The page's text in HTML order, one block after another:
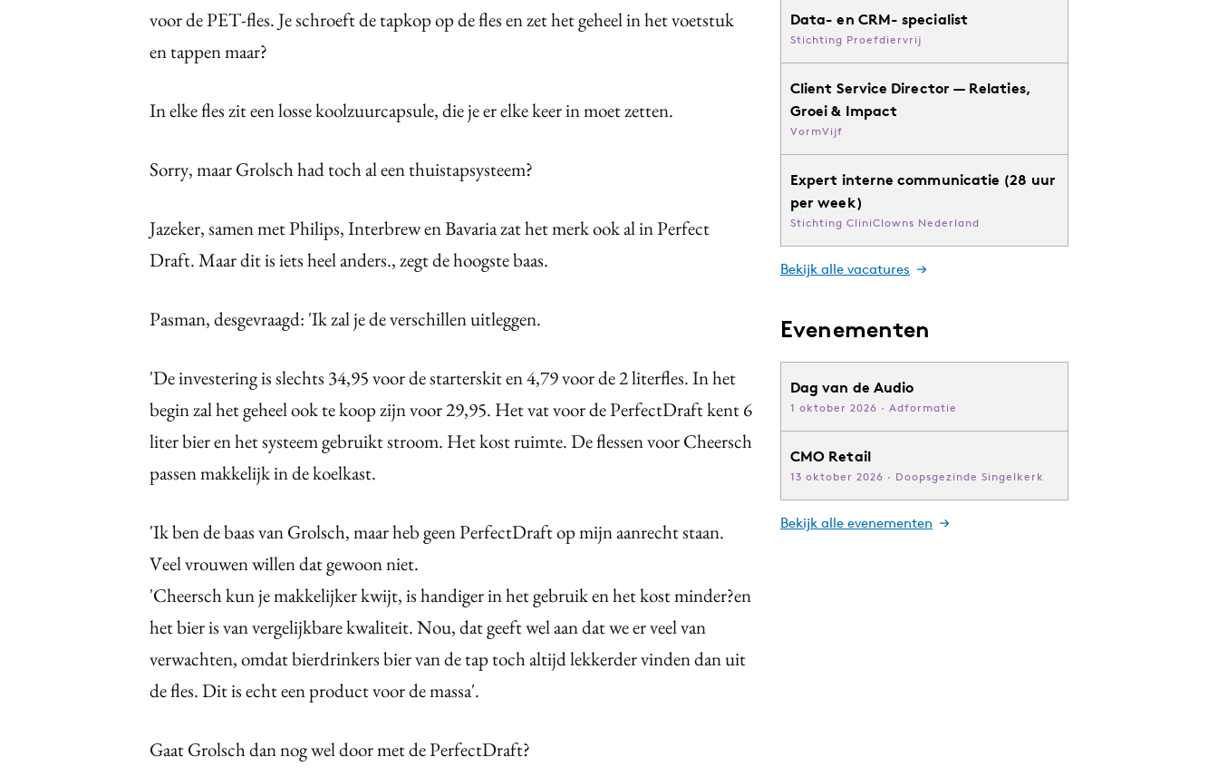
voor de PET-fles. Je schroeft de tapkop op de fles en zet het geheel in het voetstuk
en tappen maar?
In elke fles zit een losse koolzuurcapsule, die je er elke keer in moet zetten.
Sorry, maar Grolsch had toch al een thuistapsysteem?
Jazeker, samen met Philips, Interbrew en Bavaria zat het merk ook al in Perfect
Draft. Maar dit is iets heel anders., zegt de hoogste baas.
Pasman, desgevraagd: 'Ik zal je de verschillen uitleggen.
'De investering is slechts 34,95 voor de starterskit en 4,79 voor de 2 literfles. In het
begin zal het geheel ook te koop zijn voor 29,95. Het vat voor de PerfectDraft kent 6
liter bier en het systeem gebruikt stroom. Het kost ruimte. De flessen voor Cheersch
passen makkelijk in de koelkast.
'Ik ben de baas van Grolsch, maar heb geen PerfectDraft op mijn aanrecht staan.
Veel vrouwen willen dat gewoon niet.
'Cheersch kun je makkelijker kwijt, is handiger in het gebruik en het kost minder?en
het bier is van vergelijkbare kwaliteit. Nou, dat geeft wel aan dat we er veel van
verwachten, omdat bierdrinkers bier van de tap toch altijd lekkerder vinden dan uit
de fles. Dit is echt een product voor de massa'.
Gaat Grolsch dan nog wel door met de PerfectDraft?
Data- en CRM- specialist
Stichting Proefdiervrij
Client Service Director — Relaties,
Groei & Impact
VormVijf
Expert interne communicatie (28 uur
per week)
Stichting CliniClowns Nederland
Bekijk alle vacatures
Evenementen
Dag van de Audio
1 oktober 2026 · Adformatie
CMO Retail
13 oktober 2026 · Doopsgezinde Singelkerk
Bekijk alle evenementen